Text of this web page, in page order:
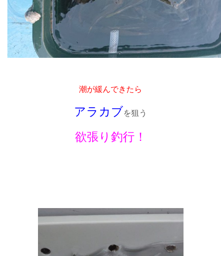
潮が緩んできたら
アラカブを狙う
欲張り釣行！